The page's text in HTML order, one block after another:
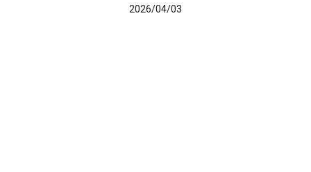
2026/04/03